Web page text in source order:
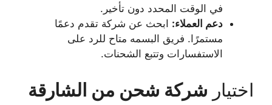
في الوقت المحدد دون تأخير.
دعم العملاء: ابحث عن شركة تقدم دعمًا
مستمرًا. فريق البسمه متاح للرد على
الاستفسارات وتتبع الشحنات.
اختيار شركة شحن من الشارقة